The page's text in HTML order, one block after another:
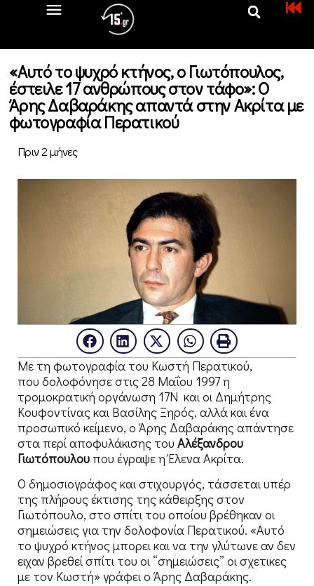
«Αυτό το ψυχρό κτήνος, ο Γιωτόπουλος,
έστειλε 17 ανθρώπους στον τάφο»: Ο
Άρης Δαβαράκης απαντά στην Ακρίτα με
φωτογραφία Περατικού
Πριν 2 μήνες
Με τη φωτογραφία του Κωστή Περατικού,
που δολοφόνησε στις 28 Μαΐου 1997 η
τρομοκρατική οργάνωση 17Ν και οι Δημήτρης
Κουφοντίνας και Βασίλης Ξηρός, αλλά και ένα
προσωπικό κείμενο, ο Άρης Δαβαράκης απάντησε
στα περί αποφυλάκισης του Αλέξανδρου
Γιωτόπουλου που έγραψε η Έλενα Ακρίτα.
Ο δημοσιογράφος και στιχουργός, τάσσεται υπέρ
της πλήρους έκτισης της κάθειρξης στον
Γιωτόπουλο, στο σπίτι του οποίου βρέθηκαν οι
σημειώσεις για την δολοφονία Περατικού. «Αυτό
το ψυχρό κτήνος μπορει και να την γλύτωνε αν δεν
ειχαν βρεθεί σπίτι του οι “σημειώσεις” οι σχετικες
με τον Κωστή» γράφει ο Άρης Δαβαράκης.